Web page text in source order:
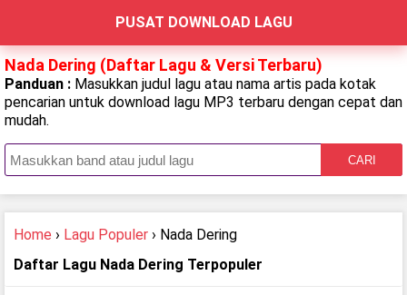
PUSAT DOWNLOAD LAGU
Nada Dering (Daftar Lagu & Versi Terbaru)
Panduan : Masukkan judul lagu atau nama artis pada kotak
pencarian untuk download lagu MP3 terbaru dengan cepat dan
mudah.
CARI
Home › Lagu Populer › Nada Dering
Daftar Lagu Nada Dering Terpopuler